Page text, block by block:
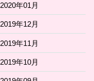
2020年01月
2019年12月
2019年11月
2019年10月